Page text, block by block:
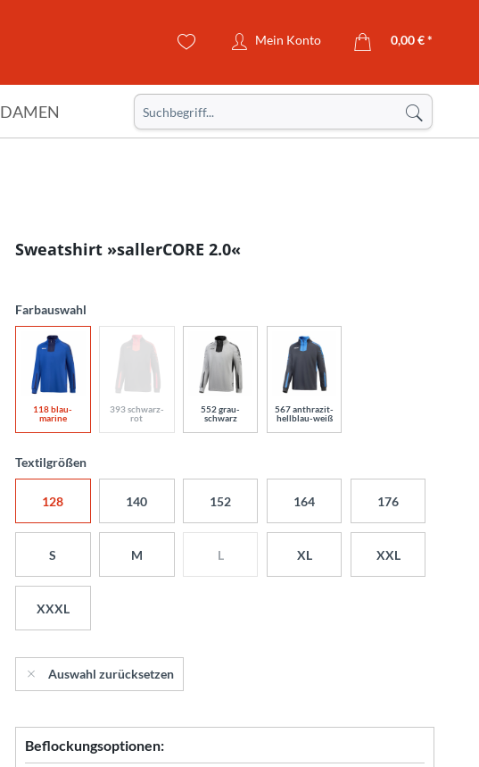
Mein Konto 0,00 € *
DAMEN
Sweatshirt »sallerCORE 2.0«
Farbauswahl
118 blau-
marine
393 schwarz-
rot
552 grau-
schwarz
567 anthrazit-
hellblau-weiß
Textilgrößen
128 140 152 164 176
S M L XL XXL
XXXL
Auswahl zurücksetzen
Beflockungsoptionen: